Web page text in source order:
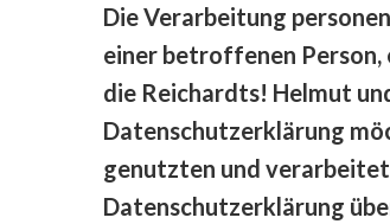
Die Verarbeitung
einer betroffenen
die Reichardts! Helmut
Datenschutzerklärung
genutzten und
Datenschutzerklärung